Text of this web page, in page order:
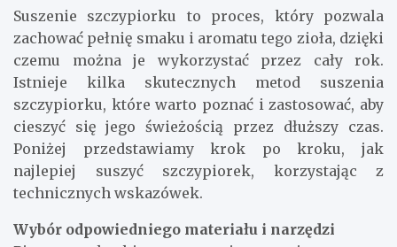
Suszenie szczypiorku to proces, który pozwala
zachować pełnię smaku i aromatu tego zioła, dzięki
czemu można je wykorzystać przez cały rok.
Istnieje kilka skutecznych metod suszenia
szczypiorku, które warto poznać i zastosować, aby
cieszyć się jego świeżością przez dłuższy czas.
Poniżej przedstawiamy krok po kroku, jak
najlepiej suszyć szczypiorek, korzystając z
technicznych wskazówek.
Wybór odpowiedniego materiału i narzędzi